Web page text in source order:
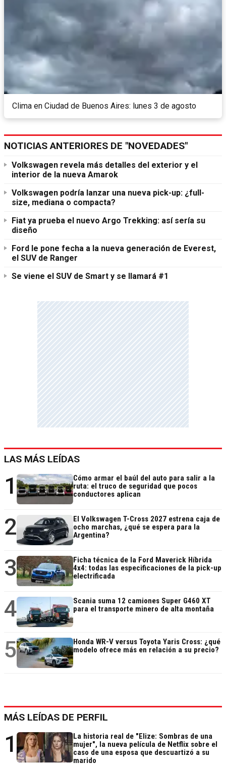
Clima en Ciudad de Buenos Aires: lunes 3 de agosto
NOTICIAS ANTERIORES DE "NOVEDADES"
Volkswagen revela más detalles del exterior y el
interior de la nueva Amarok
Volkswagen podría lanzar una nueva pick-up: ¿full-
size, mediana o compacta?
Fiat ya prueba el nuevo Argo Trekking: así sería su
diseño
Ford le pone fecha a la nueva generación de Everest,
el SUV de Ranger
Se viene el SUV de Smart y se llamará #1
LAS MÁS LEÍDAS
1
Cómo armar el baúl del auto para salir a la
ruta: el truco de seguridad que pocos
conductores aplican
2
El Volkswagen T-Cross 2027 estrena caja de
ocho marchas, ¿qué se espera para la
Argentina?
3
Ficha técnica de la Ford Maverick Híbrida
4x4: todas las especificaciones de la pick-up
electrificada
4
Scania suma 12 camiones Super G460 XT
para el transporte minero de alta montaña
5
Honda WR-V versus Toyota Yaris Cross: ¿qué
modelo ofrece más en relación a su precio?
MÁS LEÍDAS DE PERFIL
1
La historia real de "Elize: Sombras de una
mujer", la nueva película de Netflix sobre el
caso de una esposa que descuartizó a su
marido